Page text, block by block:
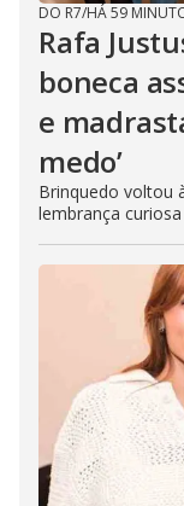
DO R7/HÁ 59
Rafa
boneca
e
medo’
Brinquedo voltou
lembrança